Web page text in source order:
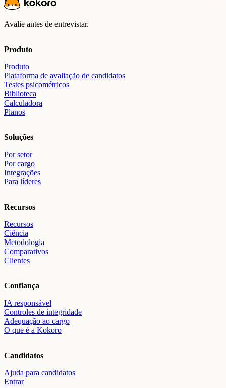
Avalie antes de entrevistar.
Produto
Produto
Plataforma de avaliação de candidatos
Testes psicométricos
Biblioteca
Calculadora
Planos
Soluções
Por setor
Por cargo
Integrações
Para líderes
Recursos
Recursos
Ciência
Metodologia
Comparativos
Clientes
Confiança
IA responsável
Controles de integridade
Adequação ao cargo
O que é a Kokoro
Candidatos
Ajuda para candidatos
Entrar